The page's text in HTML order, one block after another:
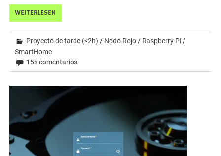
WEITERLESEN
Proyecto de tarde (<2h) / Nodo Rojo / Raspberry Pi /
SmartHome
15s comentarios